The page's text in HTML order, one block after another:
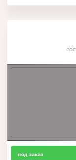
под заказ